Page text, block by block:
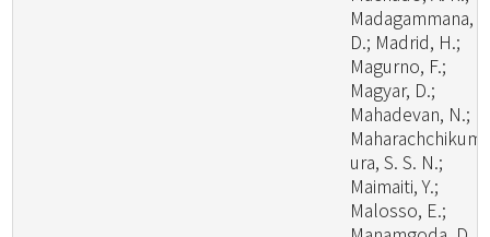
Madagammana,
D.; Madrid, H.;
Magurno, F.;
Magyar, D.;
Mahadevan, N.;
ura, S. S. N.;
Maimaiti, Y.;
Malosso, E.;